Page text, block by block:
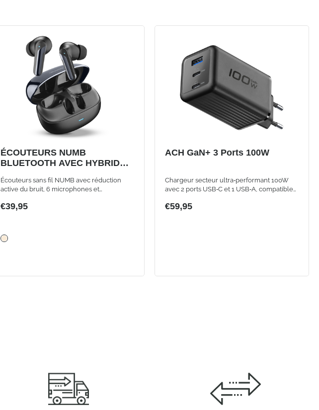
ÉCOUTEURS NUMB
BLUETOOTH AVEC HYBRID
Écouteurs sans fil NUMB avec réduction
active du bruit, 6 microphones et
€39,95
ACH GaN+ 3 Ports 100W
Chargeur secteur ultra‑performant 100W
avec 2 ports USB‑C et 1 USB‑A, compatible
portables
€59,95